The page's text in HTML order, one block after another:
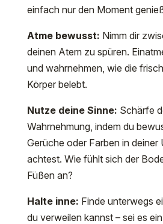
einfach nur den Moment
Atme bewusst: Nimm dir
deinen Atem zu spüren.
und wahrnehmen, wie die
Körper belebt.
Nutze deine Sinne: Schärfe
Wahrnehmung, indem du
Gerüche oder Farben in deiner
achtest. Wie fühlt sich der
Füßen an?
Halte inne: Finde unterwegs
du verweilen kannst – sei es